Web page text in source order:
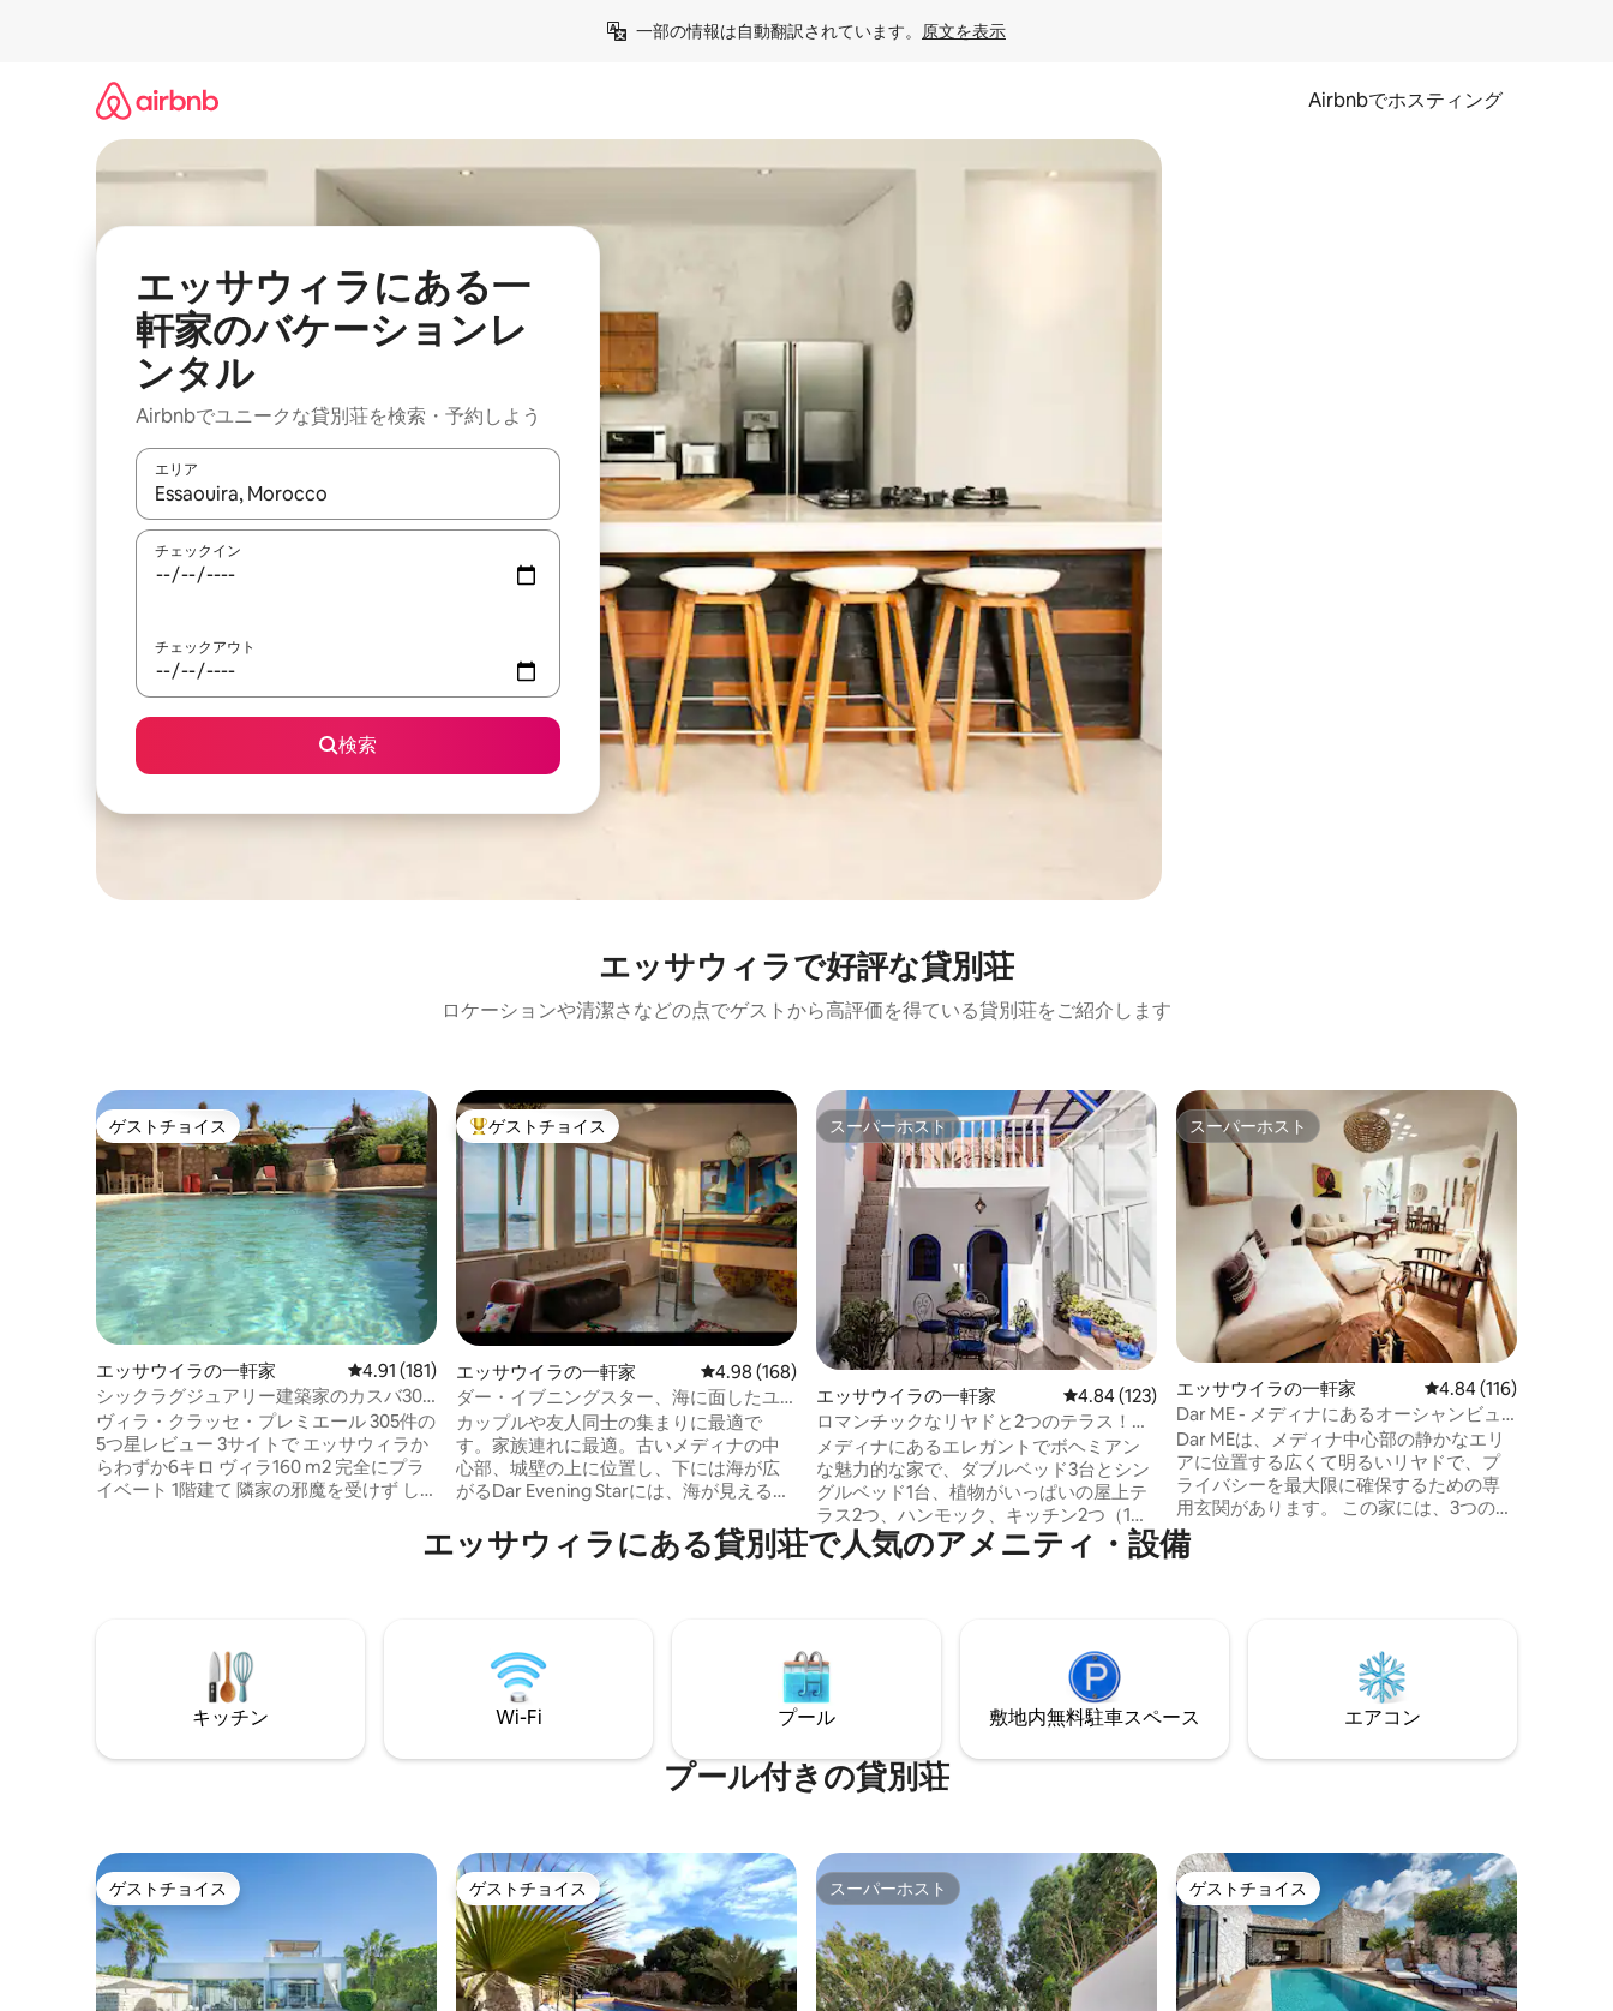
一部の情報は自動翻訳されています。 原文を表示
Airbnbでホスティング
エッサウィラにある一
軒家のバケーションレ
ンタル
Airbnbでユニークな貸別荘を検索・予約しよう
エリア
検索結果が表示されたら、上下の矢印キーを使って移動するか、画面をタッチまたはスワイプして検索結果を確認することができます。
チェックイン
チェックアウト
検索
エッサウィラで好評な貸別荘
ロケーションや清潔さなどの点でゲストから高評価を得ている貸別荘をご紹介します
ゲストチョイス
ゲストチョイス
エッサウイラの一軒家 レビュー181件、5つ星中4.91つ星の平均評価
4.91 (181)
シックラグジュアリー建築家のカスバ305
件のコメント5 *
ヴィラ・クラッセ・プレミエール 305件の
5つ星レビュー 3サイトで エッサウィラか
らわずか6キロ ヴィラ160 m2 完全にプラ
イベート 1階建て 隣家の邪魔を受けず し
大好評のゲストチョイスです。
ゲストチョイス
エッサウイラの一軒家 レビュー168件、5つ星中4.98つ星の平均評価
4.98 (168)
ダー・イブニングスター、海に面したユ
ニークな家です！
カップルや友人同士の集まりに最適で
す。家族連れに最適。古いメディナの中
心部、城壁の上に位置し、下には海が広
がるDar Evening Starには、海が見えるデ
よい寝室1室、海に面したテラス3箇所、ト
イレ4箇所、シャワールーム3箇所、バス
ランドリールーム、設備の整った素晴ら
しいキッチンも備えています。 カフェ、
レストラン、ショッピングスポットから
わずか数歩の場所にある、静寂の安らぎ
スーパーホスト
スーパーホスト
エッサウイラの一軒家 レビュー123件、5つ星中4.84つ星の平均評価
4.84 (123)
ロマンチックなリヤドと2つのテラス！ス
タイリッシュで本格的
メディナにあるエレガントでボヘミアン
な魅力的な家で、ダブルベッド3台とシン
グルベッド1台、植物がいっぱいの屋上テ
ラス2つ、ハンモック、キッチン2つ（1つ
は屋上にあります）があります！1 ～ 7名
様に最適です。この本格的な家は、伝統
あります。3つ目は屋上ペントハウスにあ
り、かわいいスイートバスルーム付きで
す。下の階には暖炉、ダイニングルー
ム、メインキッチン、モロッコ風の座席
スーパーホスト
スーパーホスト
エッサウイラの一軒家 レビュー116件、5つ
4.84 (116)
Dar ME - メディナにあるオーシャンビュ
ーのスタイリッシュなリヤド
Dar MEは、メディナ中心部の静かなエリ
アに位置する広くて明るいリヤドで、プ
ライバシーを最大限に確保するための専
用玄関があります。 この家には、3つのス
イートルーム（1つはバスタブ付き）、ダ
イニングテーブル、暖炉、ソファベッド2
わずか5分）があります。 無料の光ファイ
バーWi-Fiと、有料のオーダーメイドの食
事サービスがあります。
エッサウィラにある貸別荘で人気のアメニティ・設備
キッチン Wi-Fi プール 敷地内無料駐⁠車ス⁠ペ⁠ー⁠ス エアコン
プール付きの貸別荘
ゲストチョイス
ゲストチョイス ゲストチョイス
ゲストチョイス スーパーホスト
スーパーホスト ゲストチョイス
ゲストチョイス